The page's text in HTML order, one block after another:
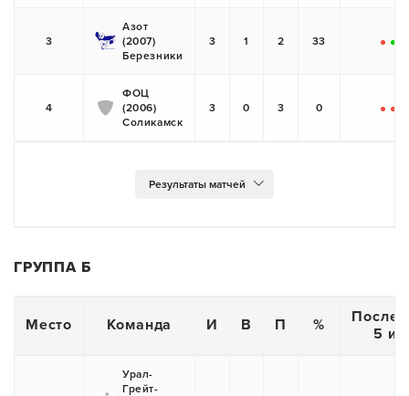
3
Азот
(2007)
Березники
3 1 2 33
- +
4
ФОЦ
(2006)
Соликамск
3 0 3 0
- -
ГРУППА Б
Место Команда И В П %
5
Урал-
Грейт-